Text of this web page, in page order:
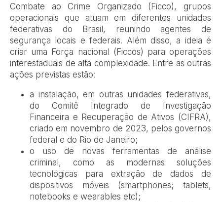
Combate ao Crime Organizado (Ficco), grupos
operacionais que atuam em diferentes unidades
federativas do Brasil, reunindo agentes de
segurança locais e federais. Além disso, a ideia é
criar uma Força nacional (Ficcos) para operações
interestaduais de alta complexidade. Entre as outras
ações previstas estão:
a instalação, em outras unidades federativas,
do Comitê Integrado de Investigação
Financeira e Recuperação de Ativos (CIFRA),
criado em novembro de 2023, pelos governos
federal e do Rio de Janeiro;
o uso de novas ferramentas de análise
criminal, como as modernas soluções
tecnológicas para extração de dados de
dispositivos móveis (smartphones; tablets,
notebooks e wearables etc);